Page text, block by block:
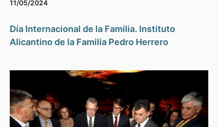
11/05/2024
Día Internacional de la Familia. Instituto
Alicantino de la Familia Pedro Herrero